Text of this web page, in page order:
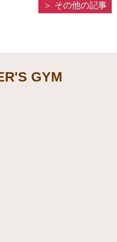
その他の記事
GYM